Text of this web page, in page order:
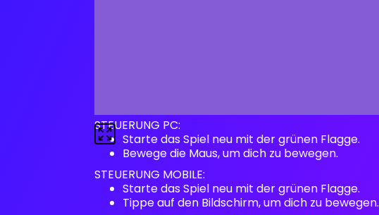
STEUERUNG PC:
Starte das Spiel neu mit der grünen Flagge.
Bewege die Maus, um dich zu bewegen.
STEUERUNG MOBILE:
Starte das Spiel neu mit der grünen Flagge.
Tippe auf den Bildschirm, um dich zu bewegen.